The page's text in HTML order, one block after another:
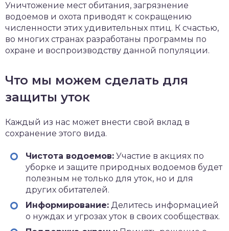
Уничтожение мест обитания, загрязнение
водоемов и охота приводят к сокращению
численности этих удивительных птиц. К счастью,
во многих странах разработаны программы по
охране и воспроизводству данной популяции.
Что мы можем сделать для
защиты уток
Каждый из нас может внести свой вклад в
сохранение этого вида.
Чистота водоемов: Участие в акциях по
уборке и защите природных водоемов будет
полезным не только для уток, но и для
других обитателей.
Информирование: Делитесь информацией
о нуждах и угрозах уток в своих сообществах.